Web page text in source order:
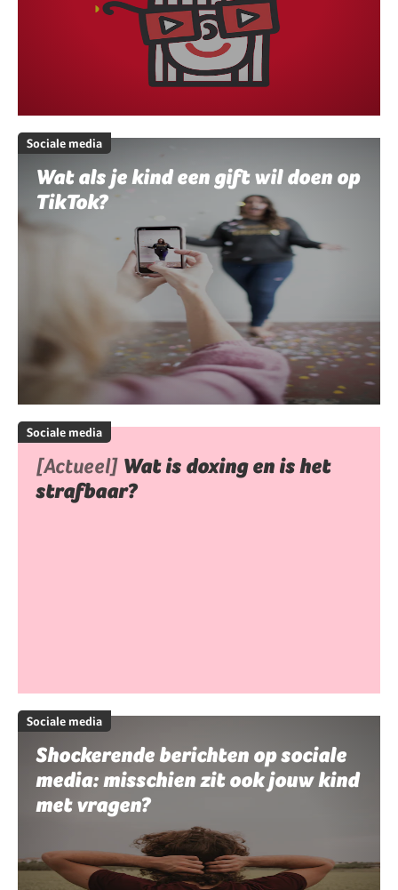
Sociale media
Wat als je kind een gift wil doen op
TikTok?
Sociale media
[Actueel] Wat is doxing en is het
strafbaar?
Sociale media
Shockerende berichten op sociale
media: misschien zit ook jouw kind
met vragen?